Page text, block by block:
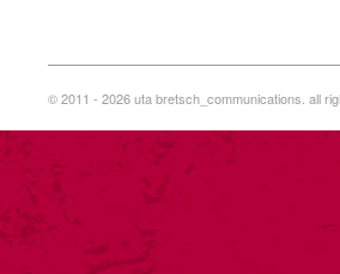
© 2011 - 2026 uta bretsch_communications. all